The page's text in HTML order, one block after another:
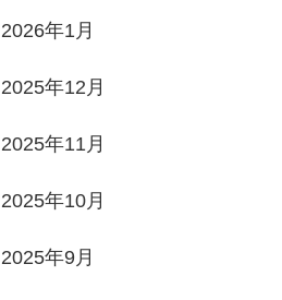
2026年1月
2025年12月
2025年11月
2025年10月
2025年9月